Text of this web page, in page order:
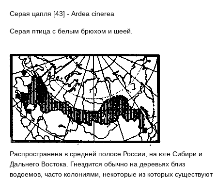
Серая цапля [43] - Ardea cinerea
Серая птица с белым брюхом и шеей.
Распространена в средней полосе России, на юге Сибири и
Дальнего Востока. Гнездится обычно на деревьях близ
водоемов, часто колониями, некоторые из которых существуют